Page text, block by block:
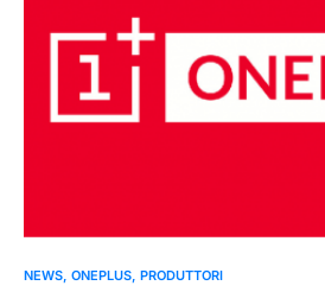
NEWS ONEPLUS PRODUTTORI